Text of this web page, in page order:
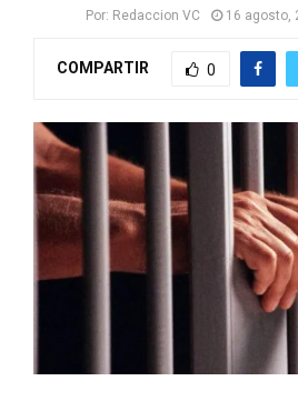
Por: Redaccion VC 16 agosto,
COMPARTIR 0